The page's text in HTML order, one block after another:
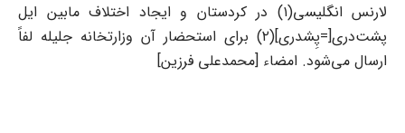
لارنس انگلیسی(۱) در کردستان و ایجاد اختلاف مابین ایل
پشت‌دری[=پِشدری](۲) برای استحضار آن وزارتخانه جلیله لفاً
ارسال می‌شود. امضاء [محمدعلی فرزین]